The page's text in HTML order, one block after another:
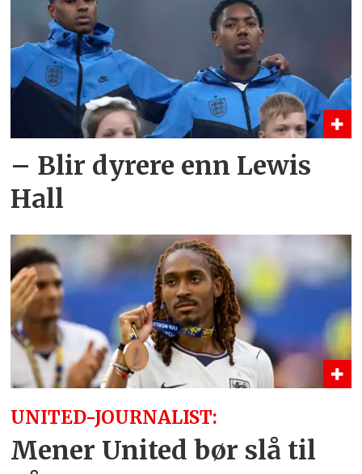
– Blir dyrere enn Lewis
Hall
UNITED-JOURNALIST:
Mener United bør slå til